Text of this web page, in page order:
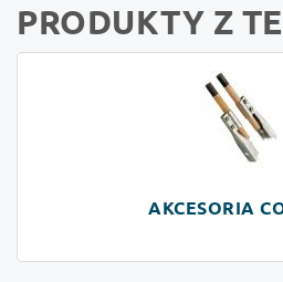
PRODUKTY Z
AKCESORIA